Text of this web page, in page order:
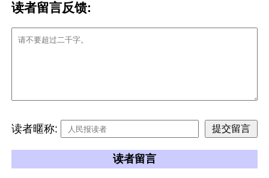
读者留言反馈:
读者暱称:
读者留言